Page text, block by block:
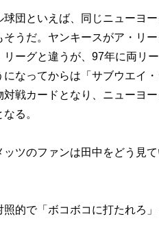
団といえば、同じニューヨー
うだ。ヤンキースがア・リ
ーグと違うが、97年に両リー
なってからは「サブウエイ・
対戦カードとなり、ニューヨー
る。
ツのファンは田中をどう見て
的で「ボコボコに打たれろ」